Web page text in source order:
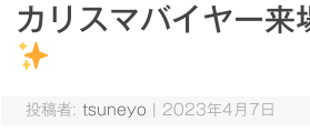
カリスマバイヤー来
投稿者: tsuneyo 2023年4月7日